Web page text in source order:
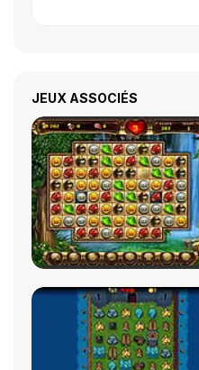
JEUX ASSOCIÉS